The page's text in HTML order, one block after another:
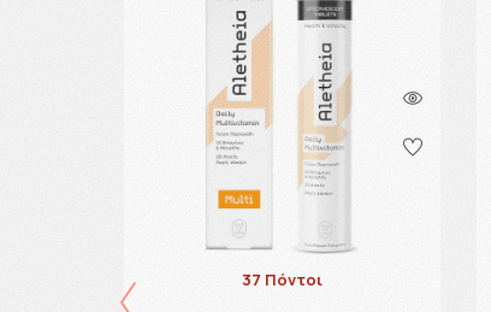
37 Πόντοι